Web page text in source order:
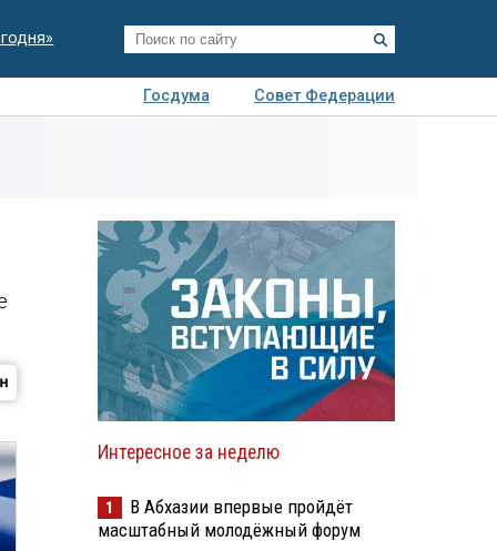
Госдума
Совет Федерации
Интересное за неделю
1
В Абхазии впервые пройдёт
масштабный молодёжный форум